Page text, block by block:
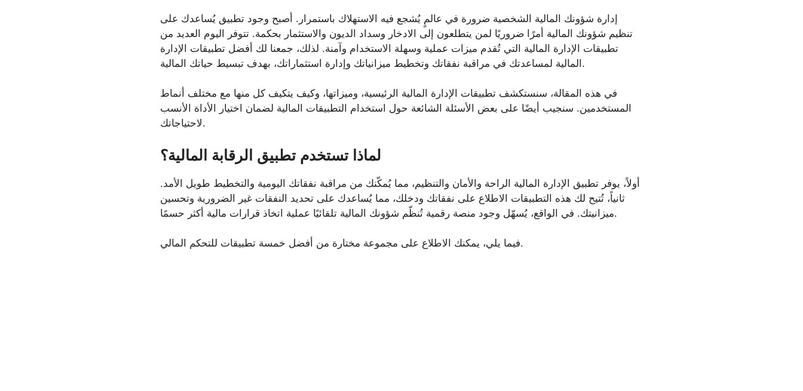
إدارة شؤونك المالية الشخصية ضرورة في عالمٍ يُشجع فيه الاستهلاك باستمرار. أصبح وجود تطبيق يُساعدك على
تنظيم شؤونك المالية أمرًا ضروريًا لمن يتطلعون إلى الادخار وسداد الديون والاستثمار بحكمة. تتوفر اليوم العديد من
تطبيقات الإدارة المالية التي تُقدم ميزات عملية وسهلة الاستخدام وآمنة. لذلك، جمعنا لك أفضل تطبيقات الإدارة
المالية لمساعدتك في مراقبة نفقاتك وتخطيط ميزانياتك وإدارة استثماراتك، بهدف تبسيط حياتك المالية.
في هذه المقالة، سنستكشف تطبيقات الإدارة المالية الرئيسية، وميزاتها، وكيف يتكيف كل منها مع مختلف أنماط
المستخدمين. سنجيب أيضًا على بعض الأسئلة الشائعة حول استخدام التطبيقات المالية لضمان اختيار الأداة الأنسب
لاحتياجاتك.
لماذا تستخدم تطبيق الرقابة المالية؟
أولاً، يوفر تطبيق الإدارة المالية الراحة والأمان والتنظيم، مما يُمكّنك من مراقبة نفقاتك اليومية والتخطيط طويل الأمد.
ثانياً، تُتيح لك هذه التطبيقات الاطلاع على نفقاتك ودخلك، مما يُساعدك على تحديد النفقات غير الضرورية وتحسين
ميزانيتك. في الواقع، يُسهّل وجود منصة رقمية تُنظّم شؤونك المالية تلقائيًا عملية اتخاذ قرارات مالية أكثر حسمًا.
فيما يلي، يمكنك الاطلاع على مجموعة مختارة من أفضل خمسة تطبيقات للتحكم المالي.